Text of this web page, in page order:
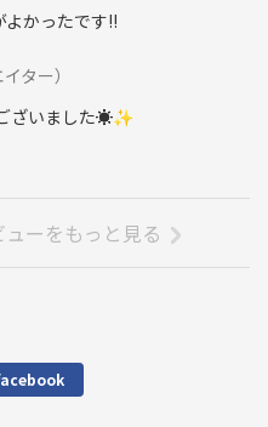
かったです!!
ター）
ざいました☀️✨
ーをもっと見る